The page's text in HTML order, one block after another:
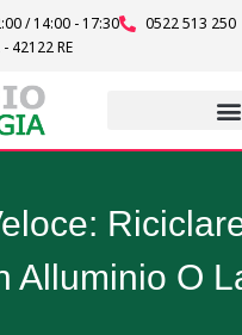
/ 14:00 - 17:30
0522 513 250
42122 RE
Alluminio O